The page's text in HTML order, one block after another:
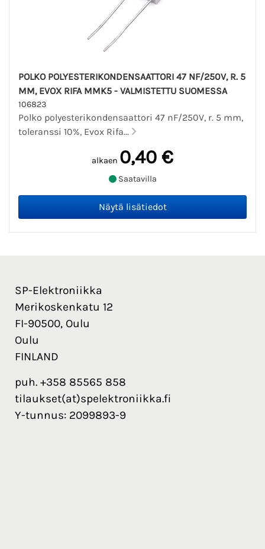
POLKO POLYESTERIKONDENSAATTORI 47 NF/250V, R. 5
MM, EVOX RIFA MMK5 - VALMISTETTU SUOMESSA
106823
Polko polyesterikondensaattori 47 nF/250V, r. 5 mm,
toleranssi 10%, Evox Rifa...
alkaen 0,40 €
Saatavilla
SP-Elektroniikka
Merikoskenkatu 12
FI-90500, Oulu
Oulu
FINLAND
puh. +358 85565 858
tilaukset(at)spelektroniikka.fi
Y-tunnus: 2099893-9